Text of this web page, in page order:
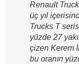
Renault
üç yıl
Trucks T
yüzde 27
çizen Kerem
bu oranın